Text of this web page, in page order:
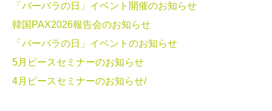
「バーバラの日」イベント開催のお知らせ
韓国PAX2026報告会のお知らせ
「バーバラの日」イベントのお知らせ
5月ピースセミナーのお知らせ
4月ピースセミナーのお知らせ/